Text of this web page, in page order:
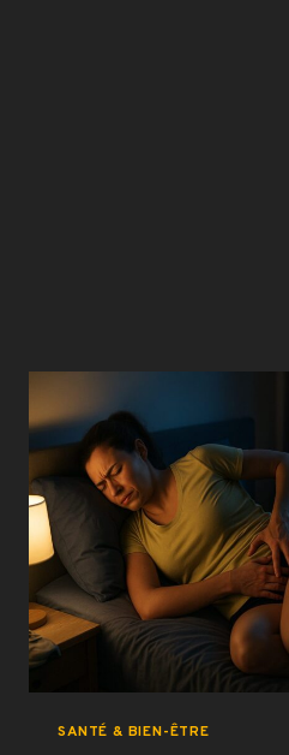
SANTÉ & BIEN-ÊTRE